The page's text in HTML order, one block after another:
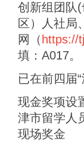
创新组团队
区）人社局
网（ https://
填：A017。
已在前四届
现金奖项设
津市留学人
现场奖金